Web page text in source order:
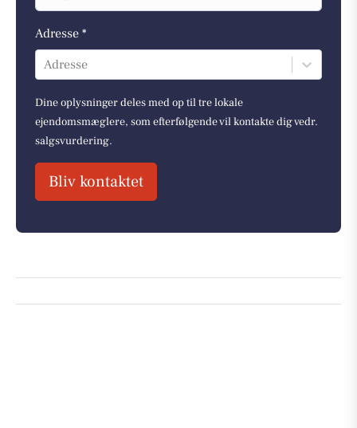
Adresse *
Adresse
Dine oplysninger deles med op til tre lokale
ejendomsmæglere, som efterfølgende vil kontakte dig vedr.
salgsvurdering.
Bliv kontaktet